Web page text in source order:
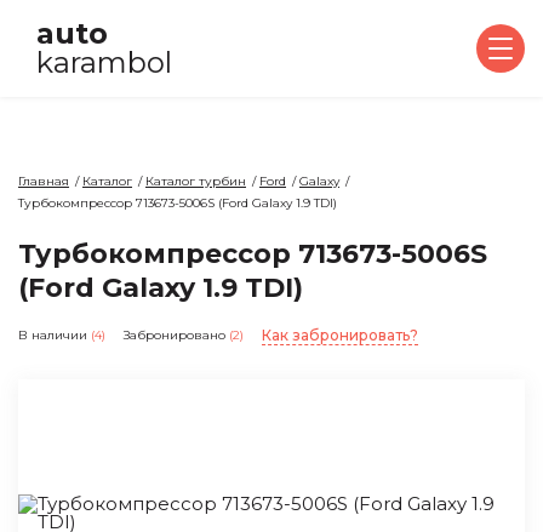
auto
karambol
Главная Каталог Каталог турбин Ford
Galaxy
Турбокомпрессор 713673-5006S (Ford Galaxy 1.9 TDI)
Турбокомпрессор 713673-5006S
(Ford Galaxy 1.9 TDI)
В наличии (4) Забронировано (2) Как забронировать?